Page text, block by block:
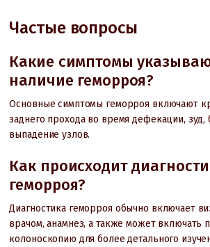
Частые вопросы
Какие симптомы
наличие геморроя?
Основные симптомы геморроя включают
заднего прохода во время дефекации, зуд,
выпадение узлов.
Как происходит
геморроя?
Диагностика геморроя обычно включает
врачом, анамнез, а также может включать
колоноскопию для более детального